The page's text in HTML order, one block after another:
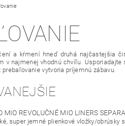
PODMIENKY
a kŕmení hneď druhá najčastejšia
v najmenej vhodnú chvíľu.
prebaľovanie vytvoria príjemnú zábavu.
MIO REVOLUČNÉ MIO LINERS
super jemné plienkové vložky/obrúsky